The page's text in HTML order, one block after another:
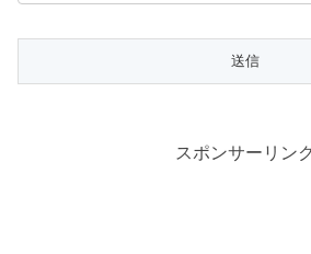
スポンサーリンク